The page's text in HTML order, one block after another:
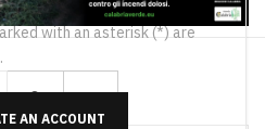
with an asterisk (*) are
AN ACCOUNT